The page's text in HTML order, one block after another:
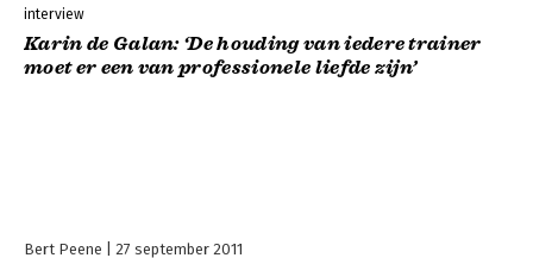
interview
Karin de Galan: ‘De houding van iedere trainer
moet er een van professionele liefde zijn’
Bert Peene 27 september 2011